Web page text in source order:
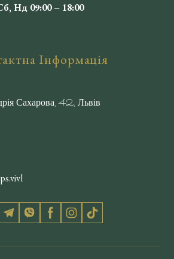
Нд 09:00 – 18:00
Інформація
Сахарова, 42, Львів